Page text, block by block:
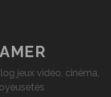
jeux vidéo, cinéma,